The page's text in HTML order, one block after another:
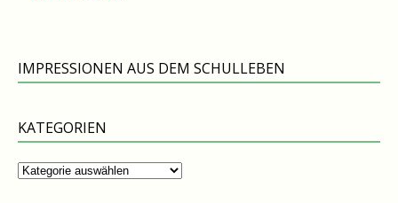
IMPRESSIONEN AUS DEM SCHULLEBEN
KATEGORIEN
Kategorien